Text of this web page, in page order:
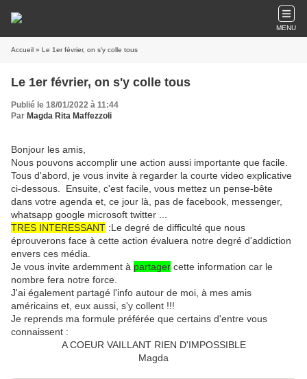
MENU
Accueil » Le 1er février, on s'y colle tous
Le 1er février, on s'y colle tous
Publié le 18/01/2022 à 11:44
Par Magda Rita Maffezzoli
Bonjour les amis,
Nous pouvons accomplir une action aussi importante que facile.
Tous d'abord, je vous invite à regarder la courte video explicative
ci-dessous. Ensuite, c'est facile, vous mettez un pense-bête
dans votre agenda et, ce jour là, pas de facebook, messenger,
whatsapp google microsoft twitter ...
TRES INTERESSANT :Le degré de difficulté que nous
éprouverons face à cette action évaluera notre degré d'addiction
envers ces média.
Je vous invite ardemment à partager cette information car le
nombre fera notre force.
J'ai également partagé l'info autour de moi, à mes amis
américains et, eux aussi, s'y collent !!!
Je reprends ma formule préférée que certains d'entre vous
connaissent :
A COEUR VAILLANT RIEN D'IMPOSSIBLE
Magda